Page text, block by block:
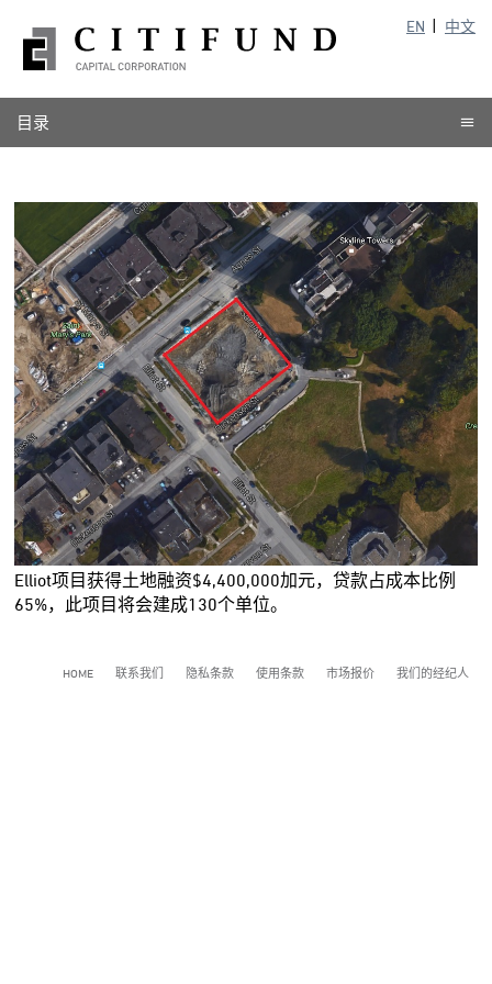
EN 中文
目录
Elliot项目获得土地融资$4,400,000加元，贷款占成本比例
65%，此项目将会建成130个单位。
HOME 联系我们 隐私条款 使用条款 市场报价 我们的经纪人